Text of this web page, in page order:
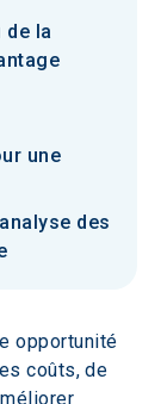
de la
une
des
opportunité
coûts, de